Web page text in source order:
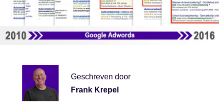
Geschreven door
Frank Krepel